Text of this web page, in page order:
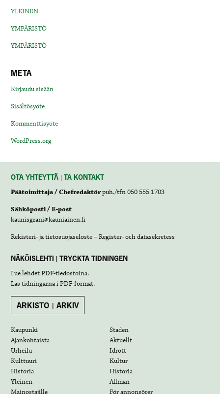
YLEINEN
YMPÄRISTÖ
YMPÄRISTÖ
META
Kirjaudu sisään
Sisältösyöte
Kommenttisyöte
WordPress.org
OTA YHTEYTTÄ | TA KONTAKT
Päätoimittaja / Chefredaktörpuh./tfn 050 555 1703
Sähköposti / E-post
kaunisgrani@kauniainen.fi
Rekisteri- ja tietosuojaseloste – Register- och datasekretess
NÄKÖISLEHTI | TRYCKTA TIDNINGEN
Lue lehdetPDF-tiedostoina.
Läs tidningarna iPDF-format.
ARKISTO | ARKIV
Kaupunki
Staden
Ajankohtaista
Aktuellt
Urheilu
Idrott
Kulttuuri
Kultur
Historia
Historia
Yleinen
Allmän
Mainostajille
För annonsörer